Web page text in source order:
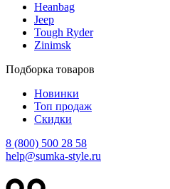
Heanbag
Jeep
Tough Ryder
Zinimsk
Подборка товаров
Новинки
Топ продаж
Скидки
8 (800) 500 28 58
help@sumka-style.ru